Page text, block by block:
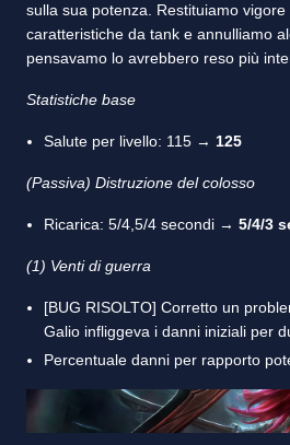
sulla sua potenza. Restituiamo
caratteristiche da tank e annulliamo
pensavamo lo avrebbero reso più
Statistiche base
Salute per livello: 115 → 125
(Passiva) Distruzione del colosso
Ricarica: 5/4,5/4 secondi → 5/4/3
(1) Venti di guerra
[BUG RISOLTO] Corretto un
Galio infliggeva i danni iniziali per
Percentuale danni per rapporto